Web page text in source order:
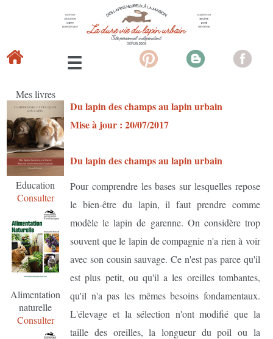
Mes livres
Education
Consulter
Alimentation
naturelle
Consulter
Du lapin des champs au lapin urbain
Mise à jour : 20/07/2017
Du lapin des champs au lapin urbain
Pour comprendre les bases sur lesquelles repose
le bien-être du lapin, il faut prendre comme
modèle le lapin de garenne. On considère trop
souvent que le lapin de compagnie n'a rien à voir
avec son cousin sauvage. Ce n'est pas parce qu'il
est plus petit, ou qu'il a les oreilles tombantes,
qu'il n'a pas les mêmes besoins fondamentaux.
L'élevage et la sélection n'ont modifié que la
taille des oreilles, la longueur du poil ou la